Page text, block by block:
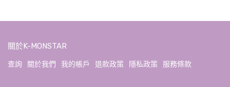
關於K-MONSTAR
查詢 關於我們 我的帳戶 退款政策 隱私政策 服務條款